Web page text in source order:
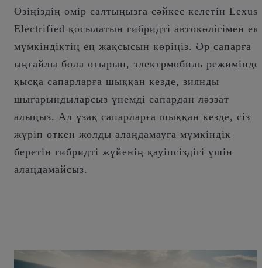
Өзіңіздің өмір салтыңызға сәйкес келетін Lexus
Electrified қосылатын гибридті автокөлігімен екі
мүмкіндіктің ең жақсысын көріңіз. Әр сапарға
ыңғайлы бола отырып, электрмобиль режимінде
қысқа сапарларға шыққан кезде, зиянды
шығарындыларсыз үнемді сапардан ләззат
алыңыз. Ал ұзақ сапарларға шыққан кезде, сіз
жүріп өткен жолды алаңдамауға мүмкіндік
беретін гибридті жүйенің қауіпсіздігі үшін
алаңдамайсыз.